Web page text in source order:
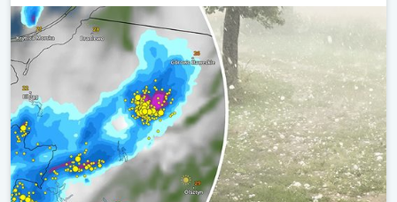
Ogromni komadi leda u Poljskoj. Nevrijeme. . .